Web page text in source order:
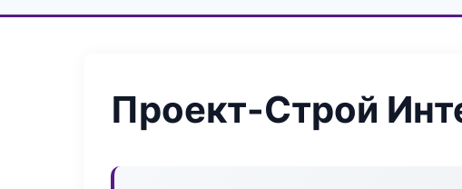
Проект-Строй